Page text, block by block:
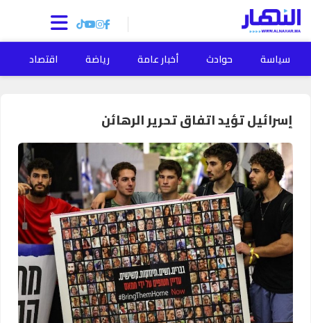
سياسة حوادث أخبار عامة رياضة اقتصاد
إسرائيل تؤيد اتفاق تحرير الرهائن